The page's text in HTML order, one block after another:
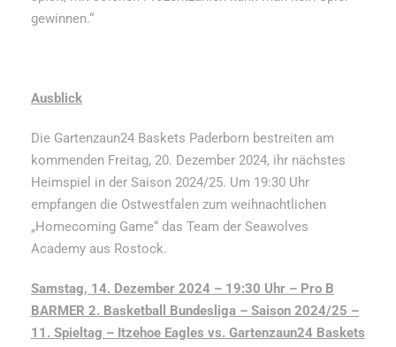
gewinnen.“
Ausblick
Die Gartenzaun24 Baskets Paderborn bestreiten am
kommenden Freitag, 20. Dezember 2024, ihr nächstes
Heimspiel in der Saison 2024/25. Um 19:30 Uhr
empfangen die Ostwestfalen zum weihnachtlichen
„Homecoming Game“ das Team der Seawolves
Academy aus Rostock.
Samstag, 14. Dezember 2024 – 19:30 Uhr – Pro B
BARMER 2. Basketball Bundesliga – Saison 2024/25 –
11. Spieltag – Itzehoe Eagles vs. Gartenzaun24 Baskets